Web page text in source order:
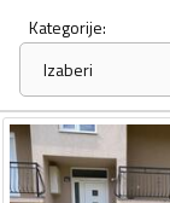
Kategorije:
Izaberi